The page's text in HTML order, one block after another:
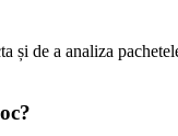
de a analiza